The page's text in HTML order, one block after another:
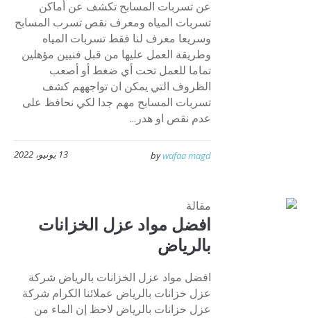
عن تسربات المسابح تكشف عن أماكن
تسربات المياه ومعرف نقص تسرب المسابح
وسريعا معرف لنا فقط تسربات المياه
وطريقة العمل عليها من قبل فنيين مؤهلين
تماما للعمل تحت أي ضغط أو أصعب
الظروف التي يمكن ان تواجههم كشف
تسربات المسابح مهم جدا لكي نحافظ على
عدم نقص او هدر...
13 يونيو، 2022 bywafaa magd
مقالة
افضل مواد عزل الخزانات
بالرياض
افضل مواد عزل الخزانات بالرياض شركة
عزل خزانات بالرياض عملائنا الكرام شركة
عزل خزانات بالرياض لاحظ إن الماء من